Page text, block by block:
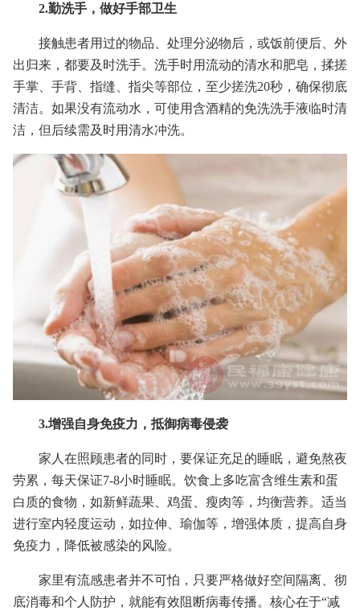
2.勤洗手，做好手部卫生
接触患者用过的物品、处理分泌物后，或饭前便后、外
出归来，都要及时洗手。洗手时用流动的清水和肥皂，揉搓
手掌、手背、指缝、指尖等部位，至少搓洗20秒，确保彻底
清洁。如果没有流动水，可使用含酒精的免洗洗手液临时清
洁，但后续需及时用清水冲洗。
3.增强自身免疫力，抵御病毒侵袭
家人在照顾患者的同时，要保证充足的睡眠，避免熬夜
劳累，每天保证7-8小时睡眠。饮食上多吃富含维生素和蛋
白质的食物，如新鲜蔬果、鸡蛋、瘦肉等，均衡营养。适当
进行室内轻度运动，如拉伸、瑜伽等，增强体质，提高自身
免疫力，降低被感染的风险。
家里有流感患者并不可怕，只要严格做好空间隔离、彻
底消毒和个人防护，就能有效阻断病毒传播。核心在于“减